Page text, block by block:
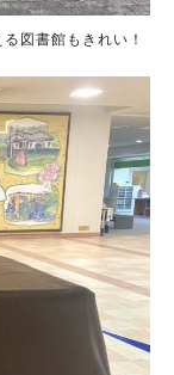
図書館もきれい！